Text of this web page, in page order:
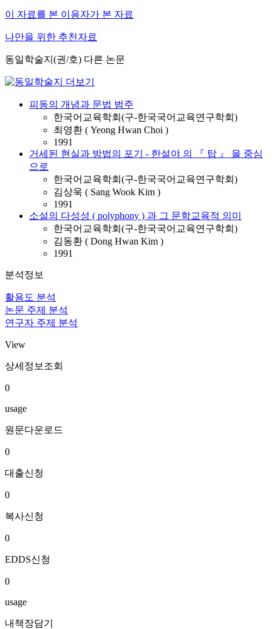
이 자료를 본 이용자가 본 자료
나만을 위한 추천자료
동일학술지(권/호) 다른 논문
피동의 개념과 문법 범주
한국어교육학회(구-한국국어교육연구학회)
최영환 ( Yeong Hwan Choi )
1991
거세된 현실과 방법의 포기 - 한설야 의 『 탑 』 을 중심
으로
한국어교육학회(구-한국국어교육연구학회)
김상욱 ( Sang Wook Kim )
1991
소설의 다성성 ( polyphony ) 과 그 문학교육적 의미
한국어교육학회(구-한국국어교육연구학회)
김동환 ( Dong Hwan Kim )
1991
분석정보
활용도 분석
논문 주제 분석
연구자 주제 분석
View
상세정보조회
0
usage
원문다운로드
0
대출신청
0
복사신청
0
EDDS신청
0
usage
내책장담기